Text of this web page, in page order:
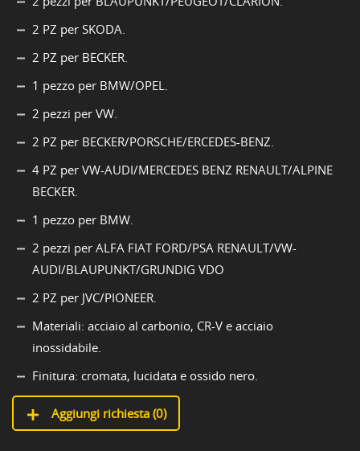
2 PZ per SKODA.
2 PZ per BECKER.
1 pezzo per BMW/OPEL.
2 pezzi per VW.
2 PZ per BECKER/PORSCHE/ERCEDES-BENZ.
4 PZ per VW-AUDI/MERCEDES BENZ RENAULT/ALPINE
BECKER.
1 pezzo per BMW.
2 pezzi per ALFA FIAT FORD/PSA RENAULT/VW-
AUDI/BLAUPUNKT/GRUNDIG VDO
2 PZ per JVC/PIONEER.
Materiali: acciaio al carbonio, CR-V e acciaio
inossidabile.
Finitura: cromata, lucidata e ossido nero.
Aggiungi richiesta (0)